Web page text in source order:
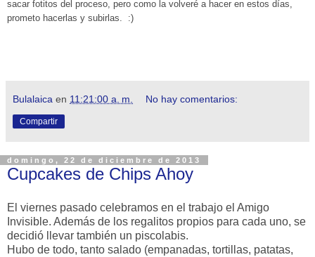
sacar fotitos del proceso, pero como la volveré a hacer en estos días,
prometo hacerlas y subirlas. :)
Bulalaica en 11:21:00 a. m. No hay comentarios:
Compartir
domingo, 22 de diciembre de 2013
Cupcakes de Chips Ahoy
El viernes pasado celebramos en el trabajo el Amigo
Invisible. Además de los regalitos propios para cada uno, se
decidió llevar también un piscolabis.
Hubo de todo, tanto salado (empanadas, tortillas, patatas,